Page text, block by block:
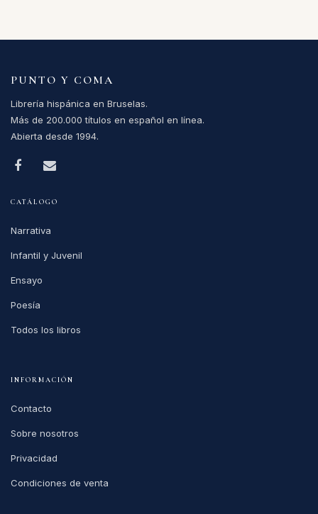
PUNTO Y COMA
Librería hispánica en Bruselas.
Más de 200.000 títulos en español en línea.
Abierta desde 1994.
CATÁLOGO
Narrativa
Infantil y Juvenil
Ensayo
Poesía
Todos los libros
INFORMACIÓN
Contacto
Sobre nosotros
Privacidad
Condiciones de venta